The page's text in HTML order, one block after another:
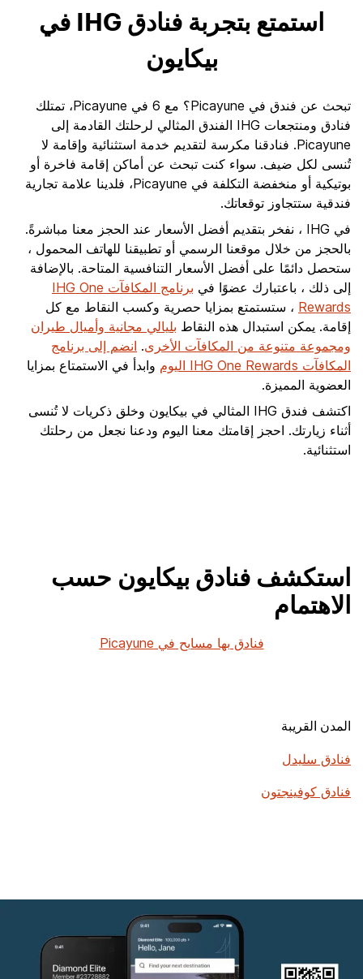
استمتع بتجربة فنادق IHG في
بيكايون
تبحث عن فندق في Picayune؟ مع 6 في Picayune، تمتلك
فنادق ومنتجعات IHG الفندق المثالي لرحلتك القادمة إلى
Picayune. فنادقنا مكرسة لتقديم خدمة استثنائية وإقامة لا
تُنسى لكل ضيف. سواء كنت تبحث عن أماكن إقامة فاخرة أو
بوتيكية أو منخفضة التكلفة في Picayune، فلدينا علامة تجارية
فندقية ستتجاوز توقعاتك.
في IHG ، نفخر بتقديم أفضل الأسعار عند الحجز معنا مباشرةً.
بالحجز من خلال موقعنا الرسمي أو تطبيقنا للهاتف المحمول ،
ستحصل دائمًا على أفضل الأسعار التنافسية المتاحة. بالإضافة
إلى ذلك ، باعتبارك عضوًا في
برنامج المكافآت IHG One
Rewards ، ستستمتع بمزايا حصرية وكسب النقاط مع كل
إقامة. يمكن استبدال هذه النقاط بليالي مجانية وأميال طيران
ومجموعة متنوعة من المكافآت الأخرى. انضم إلى برنامج
المكافآت IHG One Rewards اليوم
وابدأ في الاستمتاع بمزايا
العضوية المميزة.
اكتشف فندق IHG المثالي في بيكايون وخلق ذكريات لا تُنسى
أثناء زيارتك. احجز إقامتك معنا اليوم ودعنا نجعل من رحلتك
استثنائية.
استكشف فنادق بيكايون حسب
الاهتمام
فنادق بها مسابح في Picayune
المدن القريبة
فنادق سليدل
فنادق كوفينجتون